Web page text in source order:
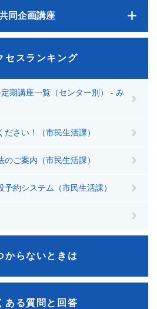
同企画講座
セスランキング
期講座一覧（センター別） - み
さい！（市民生活課）
ご案内（市民生活課）
約システム（市民生活課）
からないときは
ある質問と回答